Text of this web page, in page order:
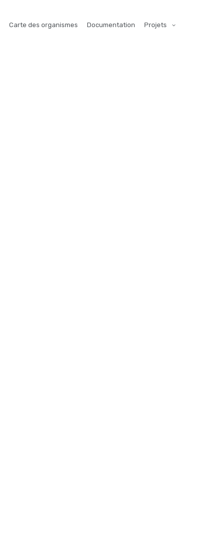
Carte des organismes Documentation Projets